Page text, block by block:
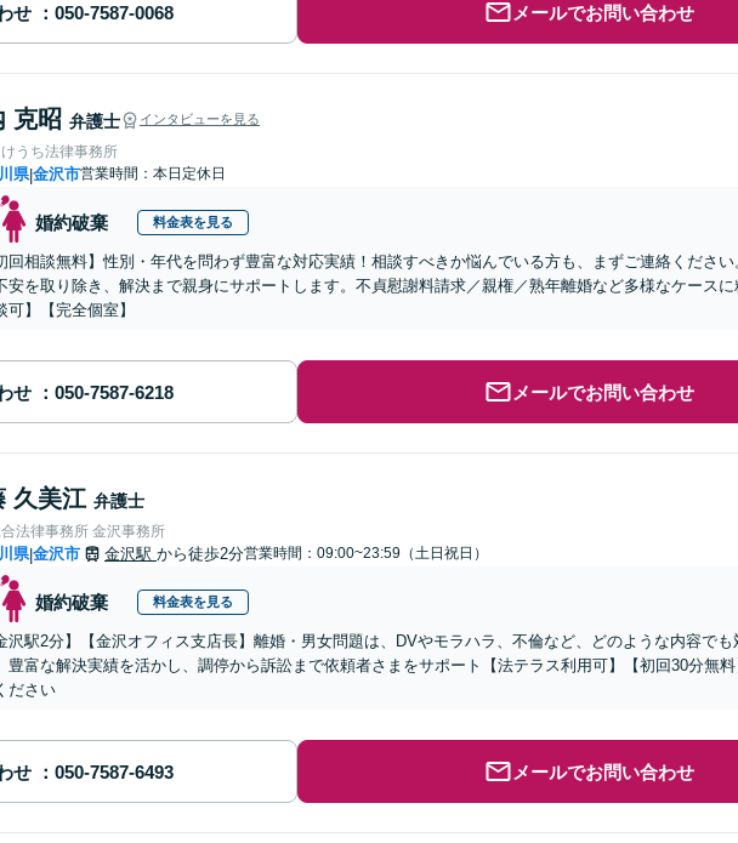
せ メールでお問い合わせ
克昭 弁護士 インタビューを見る
うち法律事務所
県|金沢市営業時間：本日定休日
婚約破棄 料金表を見る
回相談無料】性別・年代を問わず豊富な対応実績！相談すべきか悩んでいる方も、まずご連絡ください
安を取り除き、解決まで親身にサポートします。不貞慰謝料請求／親権／熟年離婚など多様なケース
可】【完全個室】
せ メールでお問い合わせ
久美江 弁護士
法律事務所 金沢事務所
県|金沢市 金沢駅 から徒歩2分営業時間：09:00~23:59（土日祝日）
婚約破棄 料金表を見る
沢駅2分】【金沢オフィス支店長】離婚・男女問題は、DVやモラハラ、不倫など、どのような内容で
豊富な解決実績を活かし、調停から訴訟まで依頼者さまをサポート【法テラス利用可】【初回30分無
ださい
せ メールでお問い合わせ